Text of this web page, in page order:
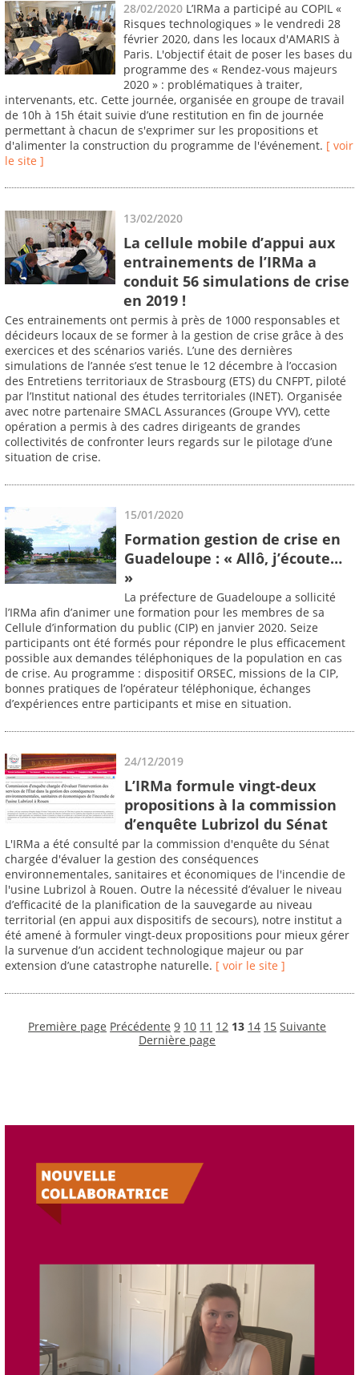
28/02/2020 L’IRMa a participé au COPIL «
Risques technologiques » le vendredi 28
février 2020, dans les locaux d'AMARIS à
Paris. L'objectif était de poser les bases du
programme des « Rendez-vous majeurs
2020 » : problématiques à traiter,
intervenants, etc. Cette journée, organisée en groupe de travail
de 10h à 15h était suivie d’une restitution en fin de journée
permettant à chacun de s'exprimer sur les propositions et
d'alimenter la construction du programme de l'événement. [ voir
le site ]
13/02/2020
La cellule mobile d’appui aux
entrainements de l’IRMa a
conduit 56 simulations de crise
en 2019 !
Ces entrainements ont permis à près de 1000 responsables et
décideurs locaux de se former à la gestion de crise grâce à des
exercices et des scénarios variés. L’une des dernières
simulations de l’année s’est tenue le 12 décembre à l’occasion
des Entretiens territoriaux de Strasbourg (ETS) du CNFPT, piloté
par l’Institut national des études territoriales (INET). Organisée
avec notre partenaire SMACL Assurances (Groupe VYV), cette
opération a permis à des cadres dirigeants de grandes
collectivités de confronter leurs regards sur le pilotage d’une
situation de crise.
15/01/2020
Formation gestion de crise en
Guadeloupe : « Allô, j’écoute…
»
La préfecture de Guadeloupe a sollicité
l’IRMa afin d’animer une formation pour les membres de sa
Cellule d’information du public (CIP) en janvier 2020. Seize
participants ont été formés pour répondre le plus efficacement
possible aux demandes téléphoniques de la population en cas
de crise. Au programme : dispositif ORSEC, missions de la CIP,
bonnes pratiques de l’opérateur téléphonique, échanges
d’expériences entre participants et mise en situation.
24/12/2019
L’IRMa formule vingt-deux
propositions à la commission
d’enquête Lubrizol du Sénat
L'IRMa a été consulté par la commission d'enquête du Sénat
chargée d'évaluer la gestion des conséquences
environnementales, sanitaires et économiques de l'incendie de
l'usine Lubrizol à Rouen. Outre la nécessité d’évaluer le niveau
d’efficacité de la planification de la sauvegarde au niveau
territorial (en appui aux dispositifs de secours), notre institut a
été amené à formuler vingt-deux propositions pour mieux gérer
la survenue d’un accident technologique majeur ou par
extension d’une catastrophe naturelle. [ voir le site ]
Première page Précédente 9 10 11 12 13 14 15 Suivante
Dernière page